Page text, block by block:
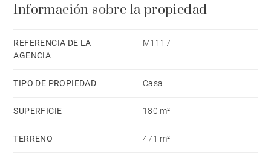
Información sobre la propiedad
REFERENCIA DE LA
AGENCIA
M1117
TIPO DE PROPIEDAD Casa
SUPERFICIE 180 m²
TERRENO 471 m²